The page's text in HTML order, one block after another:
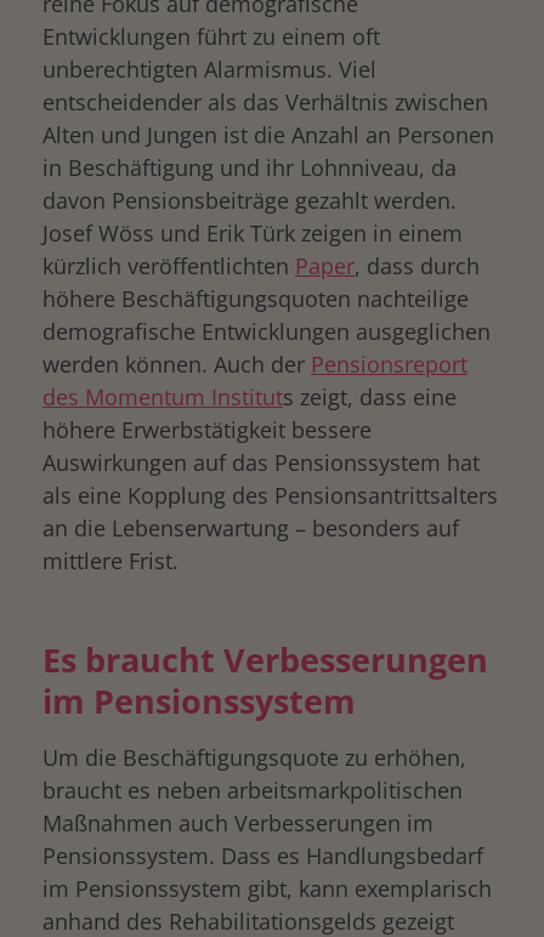
Entwicklungen führt zu einem oft
unberechtigten Alarmismus. Viel
entscheidender als das Verhältnis zwischen
Alten und Jungen ist die Anzahl an Personen
in Beschäftigung und ihr Lohnniveau, da
davon Pensionsbeiträge gezahlt werden.
Josef Wöss und Erik Türk zeigen in einem
kürzlich veröffentlichten Paper, dass durch
höhere Beschäftigungsquoten nachteilige
demografische Entwicklungen ausgeglichen
werden können. Auch der Pensionsreport
des Momentum Instituts zeigt, dass eine
höhere Erwerbstätigkeit bessere
Auswirkungen auf das Pensionssystem hat
als eine Kopplung des Pensionsantrittsalters
an die Lebenserwartung – besonders auf
mittlere Frist.
Es braucht Verbesserungen
im Pensionssystem
Um die Beschäftigungsquote zu erhöhen,
braucht es neben arbeitsmarkpolitischen
Maßnahmen auch Verbesserungen im
Pensionssystem. Dass es Handlungsbedarf
im Pensionssystem gibt, kann exemplarisch
anhand des Rehabilitationsgelds gezeigt